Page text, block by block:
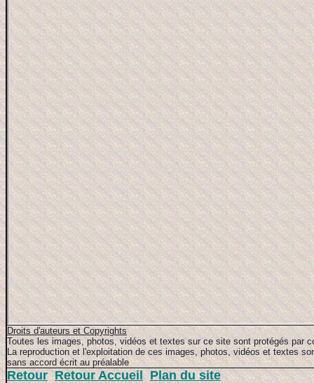
Droits d'auteurs et Copyrights
Toutes les images, photos, vidéos et textes sur ce site sont protégés par
La reproduction et l'exploitation de ces images, photos, vidéos et textes
sans accord écrit au préalable
Retour Retour Accueil Plan du site